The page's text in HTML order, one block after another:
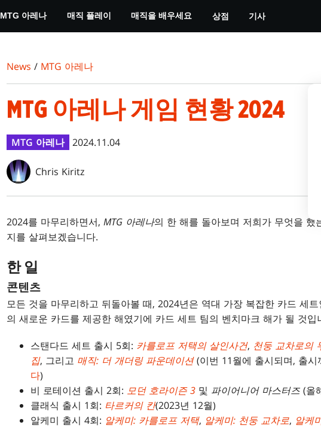
MTG 아레나 매직 플레이 매직을 배우세요 상점 기사
News / MTG 아레나
MTG 아레나 게임 현황 2024
MTG 아레나 2024.11.04
Chris Kiritz
2024를 마무리하면서, MTG 아레나의 한 해를 돌아보며 저희가 무엇을 했
지를 살펴보겠습니다.
한 일
콘텐츠
모든 것을 마무리하고 뒤돌아볼 때, 2024년은 역대 가장 복잡한 카드 세트
의 새로운 카드를 제공한 해였기에 카드 세트 팀의 벤치마크 해가 될 것입
스탠다드 세트 출시 5회: 카를로프 저택의 살인사건, 천둥 교차로의
집, 그리고 매직: 더 개더링 파운데이션(이번 11월에 출시되며, 출시
다)
비 로테이션 출시 2회: 모던 호라이즌 3 및 파이어니어 마스터즈 (올
클래식 출시 1회: 타르커의 칸(2023년 12월)
알케미 출시 4회: 알케미: 카를로프 저택, 알케미: 천둥 교차로, 알케